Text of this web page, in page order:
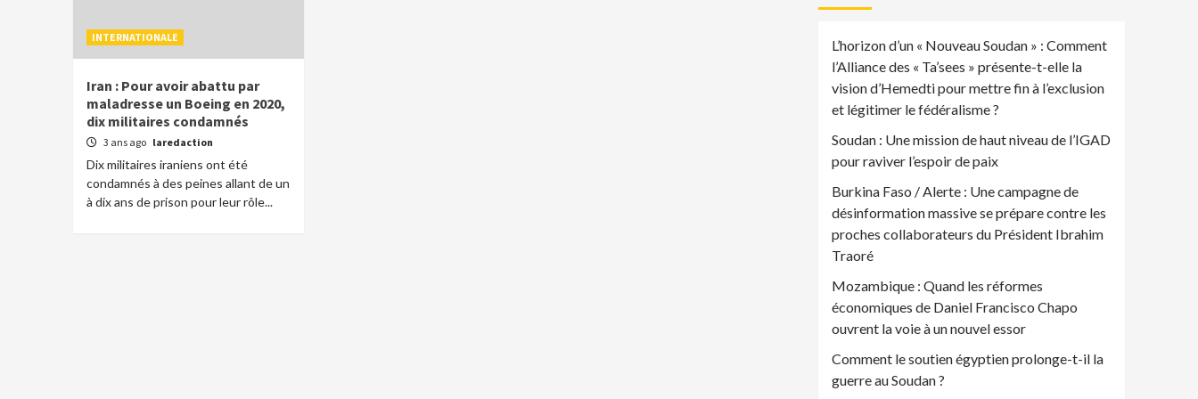
INTERNATIONALE
Iran : Pour avoir abattu par
maladresse un Boeing en 2020,
dix militaires condamnés
3 ans ago laredaction
Dix militaires iraniens ont été
condamnés à des peines allant de un
à dix ans de prison pour leur rôle...
L’horizon d’un « Nouveau Soudan » : Comment
l’Alliance des « Ta’sees » présente-t-elle la
vision d’Hemedti pour mettre fin à l’exclusion
et légitimer le fédéralisme ?
Soudan : Une mission de haut niveau de l’IGAD
pour raviver l’espoir de paix
Burkina Faso / Alerte : Une campagne de
désinformation massive se prépare contre les
proches collaborateurs du Président Ibrahim
Traoré
Mozambique : Quand les réformes
économiques de Daniel Francisco Chapo
ouvrent la voie à un nouvel essor
Comment le soutien égyptien prolonge-t-il la
guerre au Soudan ?